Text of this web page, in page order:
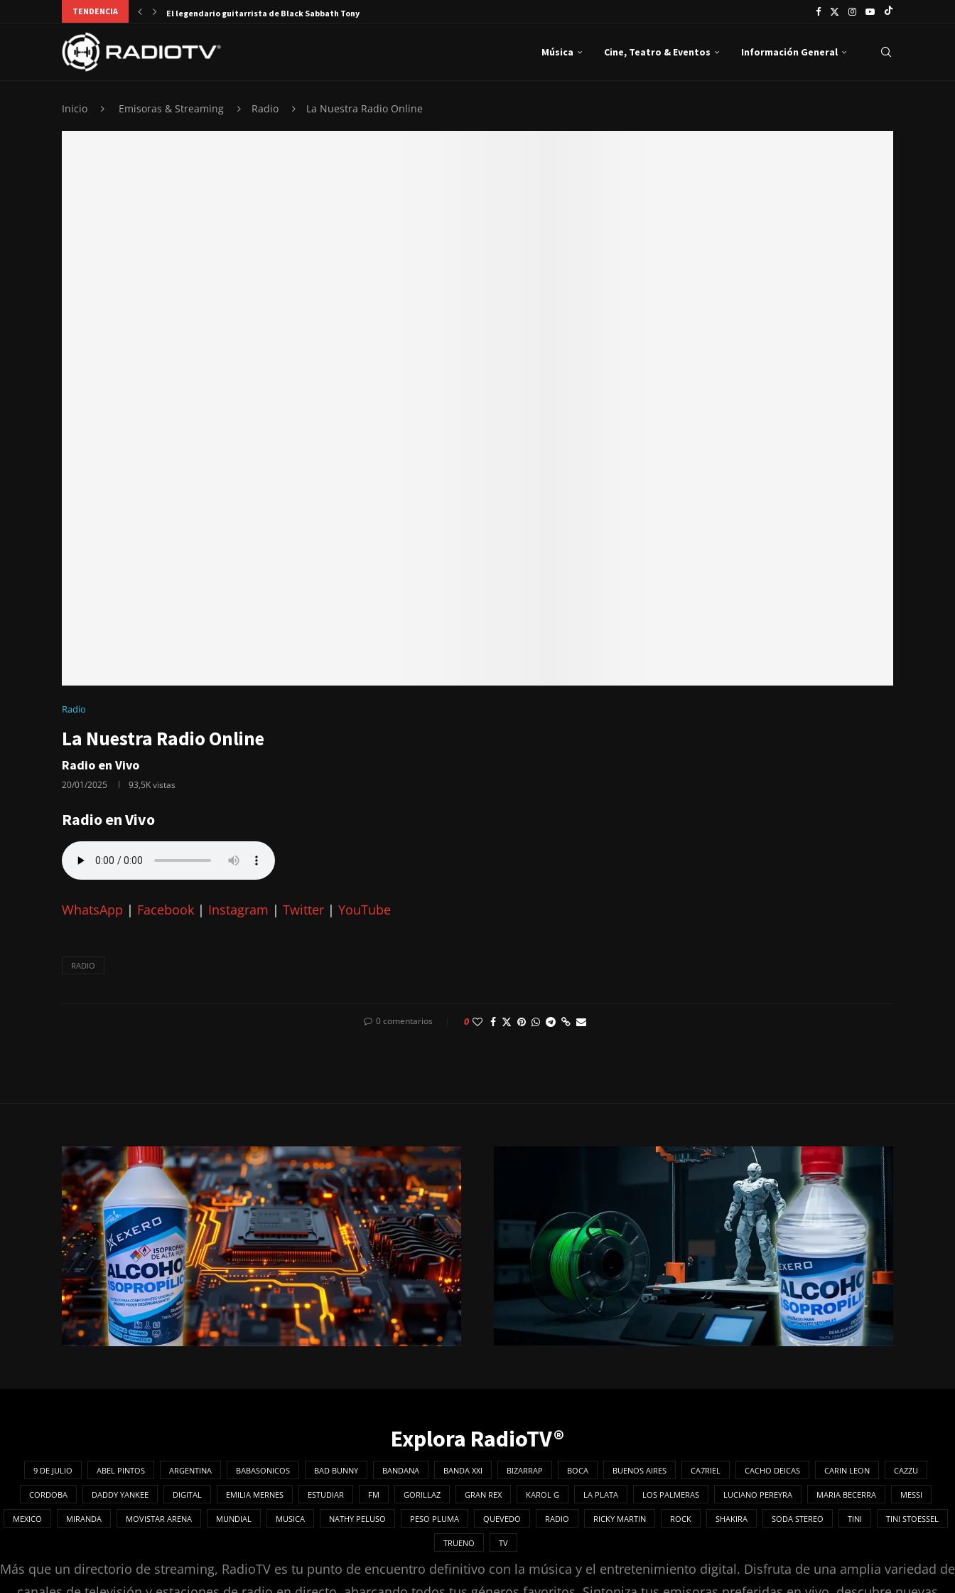
TENDENCIA El legendario guitarrista de Black Sabbath Tony Iommi...
Música Cine, Teatro & Eventos Información General
Inicio Emisoras & Streaming Radio La Nuestra Radio Online
Radio
La Nuestra Radio Online
Radio en Vivo
20/01/2025 93,5Kvistas
Radio en Vivo
WhatsApp | Facebook | Instagram | Twitter | YouTube
RADIO
0 comentarios 0
Explora RadioTV®
9 DE JULIO ABEL PINTOS ARGENTINA BABASONICOS BAD BUNNY BANDANA BANDA XXI BIZARRAP BOCA BUENOS AIRES CA7RIEL CACHO DEICAS CARIN LEON CAZZU
CORDOBA DADDY YANKEE DIGITAL EMILIA MERNES ESTUDIAR FM GORILLAZ GRAN REX KAROL G LA PLATA LOS PALMERAS LUCIANO PEREYRA MARIA BECERRA MESSI
MEXICO MIRANDA MOVISTAR ARENA MUNDIAL MUSICA NATHY PELUSO PESO PLUMA QUEVEDO RADIO RICKY MARTIN ROCK SHAKIRA SODA STEREO TINI TINI STOESSEL
TRUENO TV
Más que un directorio de streaming, RadioTV es tu punto de encuentro definitivo con la música y el entretenimiento digital. Disfruta de una amplia variedad de